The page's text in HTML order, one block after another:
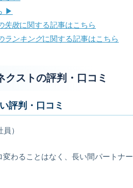
▶︎
失敗に関する記事はこちら
ランキングに関する記事はこちら
クストの評判・口コミ
評判・口コミ
）
変わることはなく、長い間パートナ